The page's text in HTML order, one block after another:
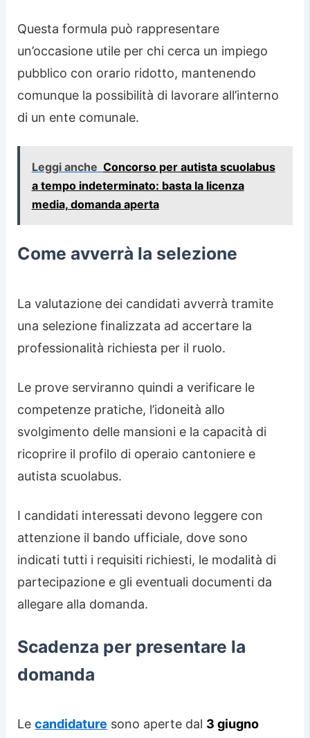
Questa formula può rappresentare
un’occasione utile per chi cerca un impiego
pubblico con orario ridotto, mantenendo
comunque la possibilità di lavorare all’interno
di un ente comunale.
Leggi anche Concorso per autista scuolabus
a tempo indeterminato: basta la licenza
media, domanda aperta
Come avverrà la selezione
La valutazione dei candidati avverrà tramite
una selezione finalizzata ad accertare la
professionalità richiesta per il ruolo.
Le prove serviranno quindi a verificare le
competenze pratiche, l’idoneità allo
svolgimento delle mansioni e la capacità di
ricoprire il profilo di operaio cantoniere e
autista scuolabus.
I candidati interessati devono leggere con
attenzione il bando ufficiale, dove sono
indicati tutti i requisiti richiesti, le modalità di
partecipazione e gli eventuali documenti da
allegare alla domanda.
Scadenza per presentare la
domanda
Lecandidature sono aperte dal 3 giugno